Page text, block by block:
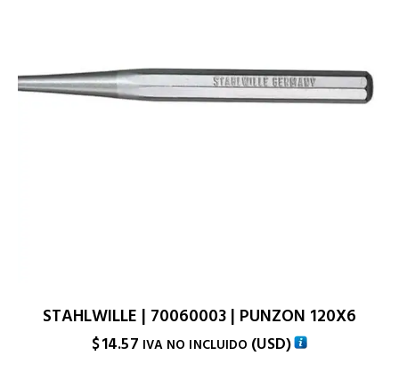
STAHLWILLE | 70060003 | PUNZON 120X6
$14.57 IVA NO INCLUIDO (USD)